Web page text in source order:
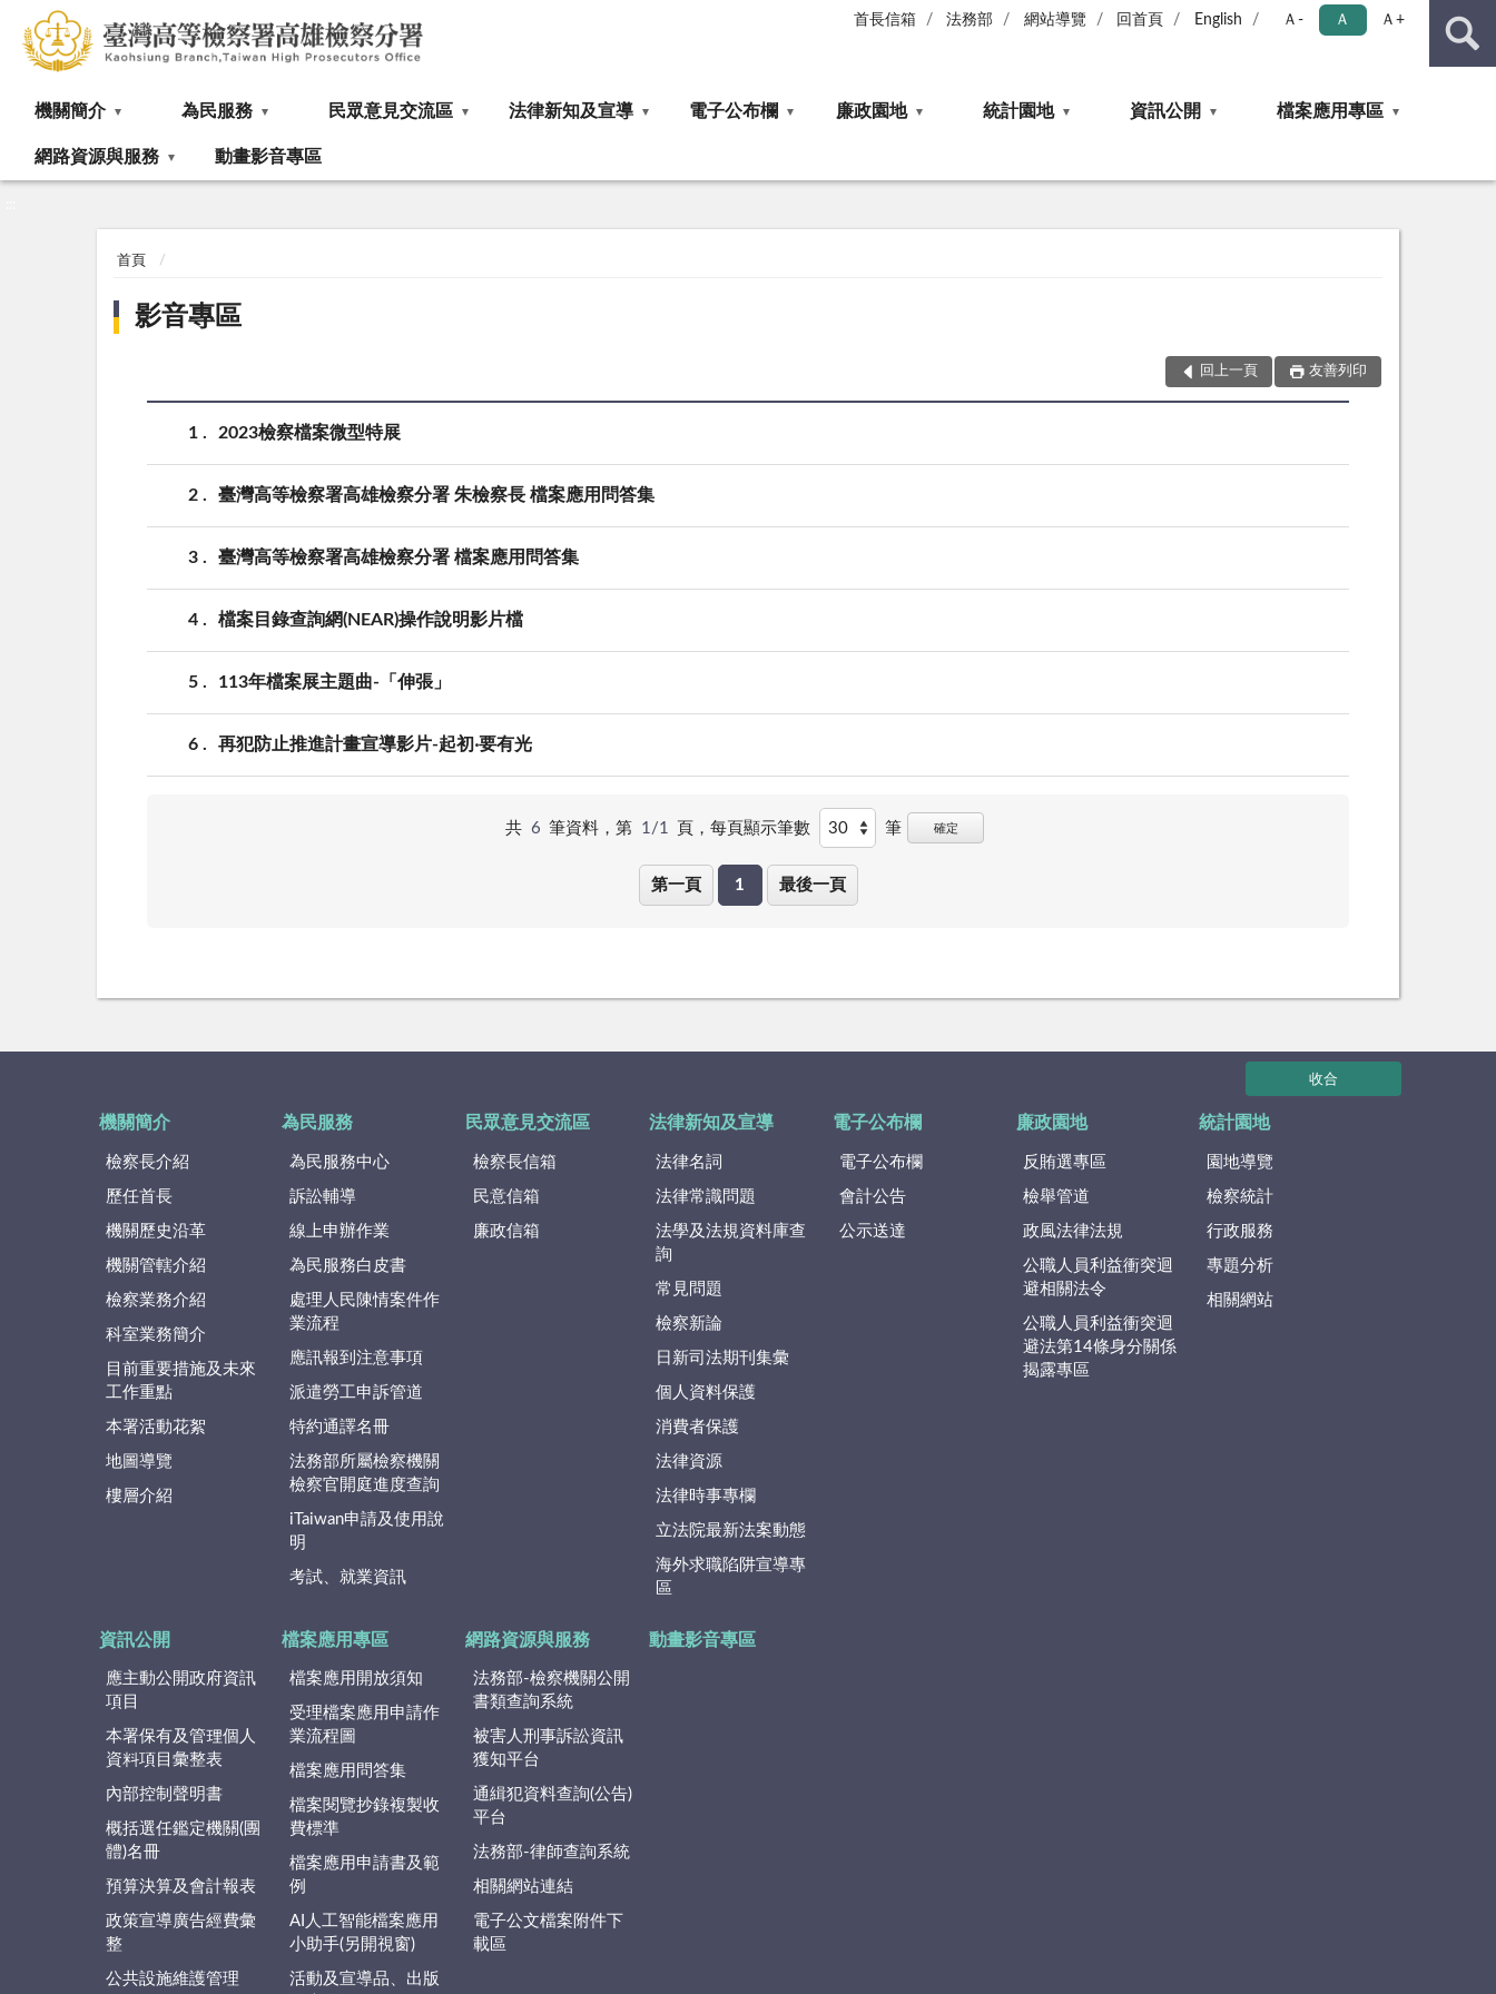
首長信箱 法務部 網站導覽 回首頁 English Ａ- Ａ Ａ+
機關簡介 為民服務 民眾意見交流區 法律新知及宣導 電子公布欄 廉政園地 統計園地 資訊公開 檔案應用專區
網路資源與服務 動畫影音專區
首頁
影音專區
回上一頁 友善列印
1 2023檢察檔案微型特展
2 臺灣高等檢察署高雄檢察分署 朱檢察長 檔案應用問答集
3 臺灣高等檢察署高雄檢察分署 檔案應用問答集
4 檔案目錄查詢網(NEAR)操作說明影片檔
5 113年檔案展主題曲-「伸張」
6 再犯防止推進計畫宣導影片-起初‧要有光
共 6 筆資料，第 1/1 頁，每頁顯示筆數 筆 確定
第一頁 1 最後一頁
收合
機關簡介
檢察長介紹
歷任首長
機關歷史沿革
機關管轄介紹
檢察業務介紹
科室業務簡介
目前重要措施及未來
工作重點
本署活動花絮
地圖導覽
樓層介紹
為民服務
為民服務中心
訴訟輔導
線上申辦作業
為民服務白皮書
處理人民陳情案件作
業流程
應訊報到注意事項
派遣勞工申訴管道
特約通譯名冊
法務部所屬檢察機關
檢察官開庭進度查詢
iTaiwan申請及使用說
明
考試、就業資訊
民眾意見交流區
檢察長信箱
民意信箱
廉政信箱
法律新知及宣導
法律名詞
法律常識問題
法學及法規資料庫查
詢
常見問題
檢察新論
日新司法期刊集彙
個人資料保護
消費者保護
法律資源
法律時事專欄
立法院最新法案動態
海外求職陷阱宣導專
區
電子公布欄
電子公布欄
會計公告
公示送達
廉政園地
反賄選專區
檢舉管道
政風法律法規
公職人員利益衝突迴
避相關法令
公職人員利益衝突迴
避法第14條身分關係
揭露專區
統計園地
園地導覽
檢察統計
行政服務
專題分析
相關網站
資訊公開
應主動公開政府資訊
項目
本署保有及管理個人
資料項目彙整表
內部控制聲明書
概括選任鑑定機關(團
體)名冊
預算決算及會計報表
政策宣導廣告經費彙
整
公共設施維護管理
檔案應用專區
檔案應用開放須知
受理檔案應用申請作
業流程圖
檔案應用問答集
檔案閱覽抄錄複製收
費標準
檔案應用申請書及範
例
AI人工智能檔案應用
小助手(另開視窗)
活動及宣導品、出版
網路資源與服務
法務部-檢察機關公開
書類查詢系統
被害人刑事訴訟資訊
獲知平台
通緝犯資料查詢(公告)
平台
法務部-律師查詢系統
相關網站連結
電子公文檔案附件下
載區
動畫影音專區